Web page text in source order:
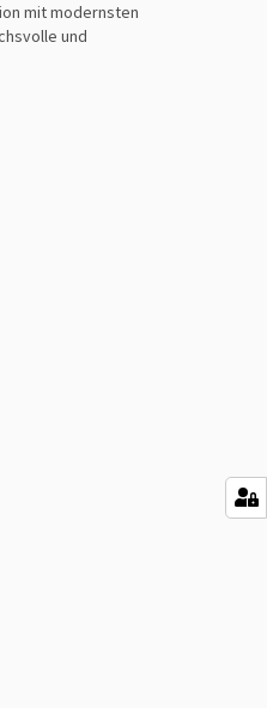
mit modernsten
und